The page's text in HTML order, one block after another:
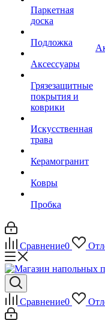
Паркетная
доска
Подложка
Аксессуары
Грязезащитные
покрытия и
коврики
Искусственная
трава
Керамогранит
Ковры
Пробка
Сравнение0
Сравнение0